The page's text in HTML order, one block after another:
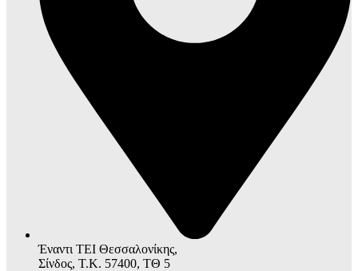
Έναντι ΤΕΙ Θεσσαλονίκης,
Σίνδος, Τ.Κ. 57400, ΤΘ 5